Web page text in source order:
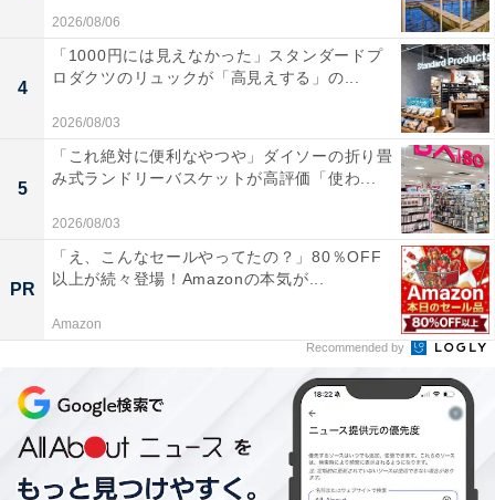
30分
営業時間：8:30～17:45（食堂「そば信」L.O.16:00、
「元祖信州おやき」L.O.16:30）
駐車場：普通車84台（うち身障者用2台）、大型車6台
主な施設：農産物直売所、特産品販売コーナー、手打ち
2026/08/06
4
「1000円には見えなかった」スタンダードプ
ロダクツのリュックが「高見えする」の...
2026/08/03
5
「これ絶対に便利なやつや」ダイソーの折り畳
み式ランドリーバスケットが高評価「使わ...
2026/08/03
PR
「え、こんなセールやってたの？」80％OFF
以上が続々登場！Amazonの本気が...
Amazon
Recommended by